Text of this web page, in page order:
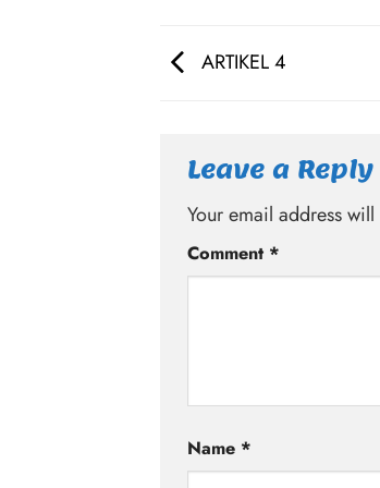
ARTIKEL 4
Leave a Reply
Your email address
Comment *
Name *
Alternative: